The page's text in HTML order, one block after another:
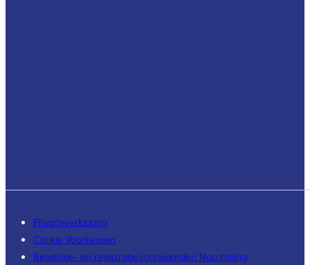
Privacyverklaring
Cookie Voorkeuren
Betalings- en registratievoorwaarden Nascholing